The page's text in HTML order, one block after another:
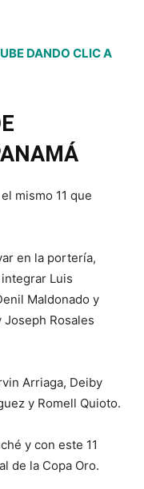
DANDO CLIC A
mismo 11 que
en la portería,
Luis
Maldonado y
Rosales
Arriaga, Deiby
y Romell Quioto.
y con este 11
de la Copa Oro.